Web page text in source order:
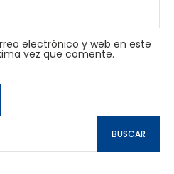
electrónico y web en este
vez que comente.
BUSCAR